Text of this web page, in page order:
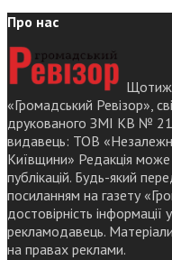
Про нас
«Громадський Ревізор»,
друкованого ЗМІ КВ №
видавець: ТОВ
Київщини» Редакція може
публікацій. Будь-який
посиланням на газету
достовірність
рекламодавець.
на правах реклами.